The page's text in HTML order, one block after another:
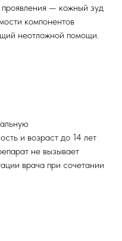
проявления — кожный зуд
компонентов
неотложной помощи.
и возраст до 14 лет
не вызывает
врача при сочетании